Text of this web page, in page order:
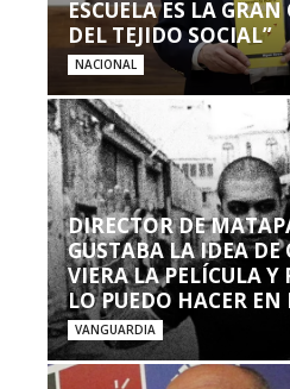
ESCUELA ES LA
DEL TEJIDO SOCIAL”
NACIONAL
DIRECTOR DE
GUSTABA LA IDEA DE
VIERA LA PELÍCULA Y
LO PUEDO HACER EN
VANGUARDIA